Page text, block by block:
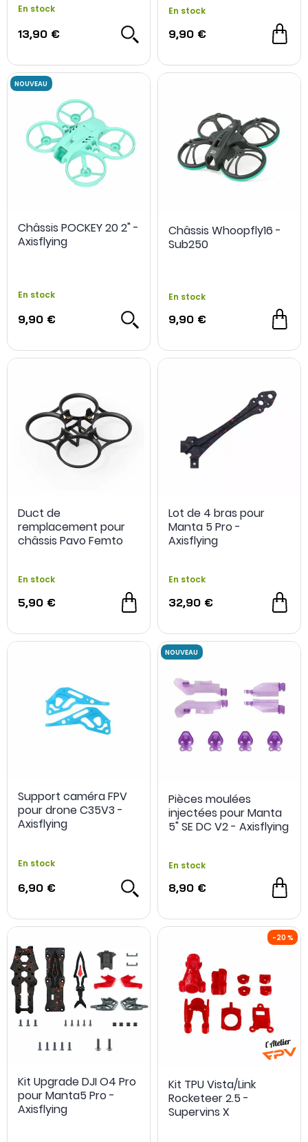
En stock
13,90 €
En stock
9,90 €
Châssis POCKEY 20 2" -
Axisflying
En stock
9,90 €
Châssis Whoopfly16 -
Sub250
En stock
9,90 €
Duct de
remplacement pour
châssis Pavo Femto
En stock
5,90 €
Lot de 4 bras pour
Manta 5 Pro -
Axisflying
En stock
32,90 €
Support caméra FPV
pour drone C35V3 -
Axisflying
En stock
6,90 €
Pièces moulées
injectées pour Manta
5" SE DC V2 - Axisflying
En stock
8,90 €
Kit Upgrade DJI O4 Pro
pour Manta5 Pro -
Axisflying
Kit TPU Vista/Link
Rocketeer 2.5 -
Supervins X